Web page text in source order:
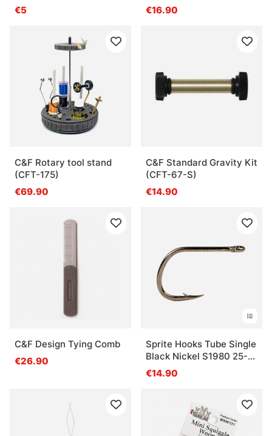
€5
€16.90
C&F Rotary tool stand
(CFT-175)
€69.90
C&F Standard Gravity Kit
(CFT-67-S)
€14.90
C&F Design Tying Comb
€26.90
Sprite Hooks Tube Single
Black Nickel S1980 25-
pack
€14.90